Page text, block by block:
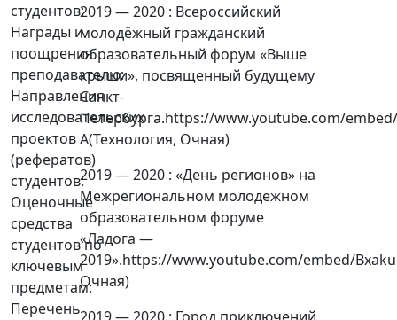
студентов:
Награды и
поощрения
преподавателю:
Направления
исследовательских
проектов
(рефератов)
студентов:
Оценочные
средства
студентов по
ключевым
предметам:
Перечень
2019 — 2020 : Всероссийский
молодёжный гражданский
образовательный форум «Выше
крыши», посвященный будущему
Санкт-
Петербурга.https://www.youtube.com/
A(Технология, Очная)
2019 — 2020 : «День регионов» на
Межрегиональном молодежном
образовательном форуме
«Ладога —
2019».https://www.youtube.com/embed/
Очная)